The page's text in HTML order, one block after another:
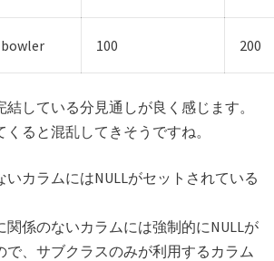
bowler 100 200
している分見通しが良く感じます。
ると混乱してきそうですね。
いカラムにはNULLがセットされている
関係のないカラムには強制的にNULLが
で、サブクラスのみが利用するカラム